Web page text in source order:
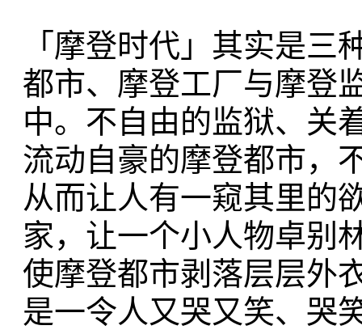
「摩登时代」其实是
都市、摩登工厂与摩登
中。不自由的监狱、关
流动自豪的摩登都市，
从而让人有一窥其里的
家，让一个小人物卓别
使摩登都市剥落层层外
是一令人又哭又笑、哭